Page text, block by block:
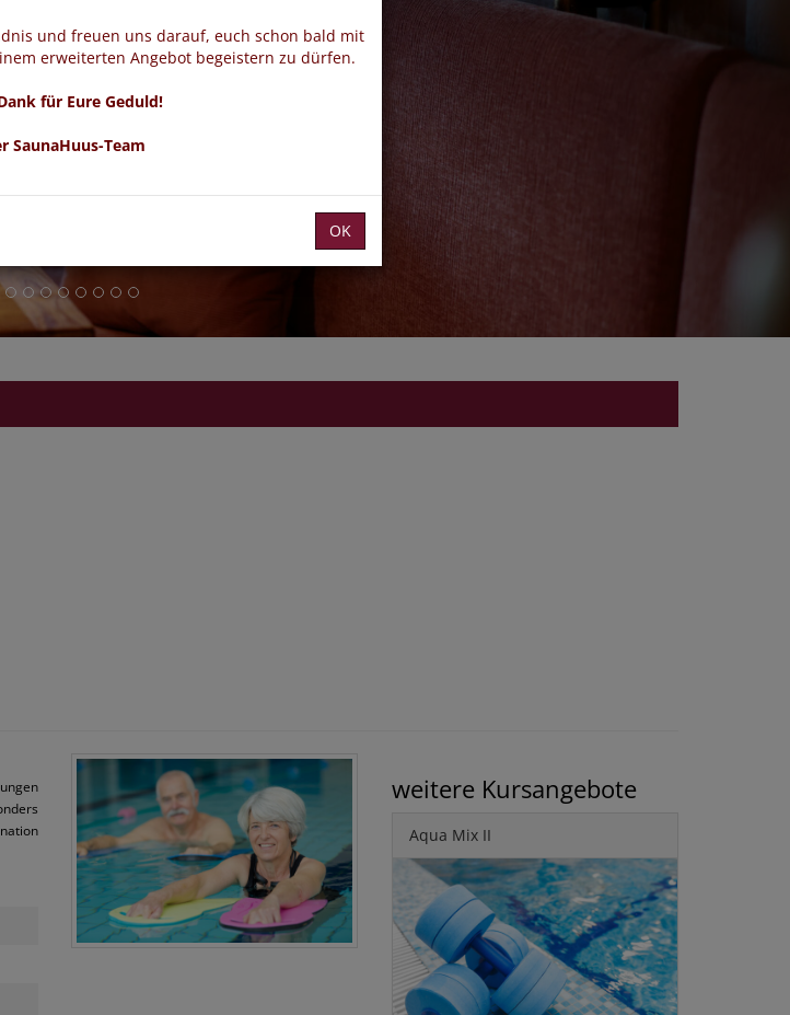
weitere Kursangebote
Aqua Mix II
und freuen uns darauf, euch schon bald mit
erweiterten Angebot begeistern zu dürfen.
für Eure Geduld!
SaunaHuus-Team
OK